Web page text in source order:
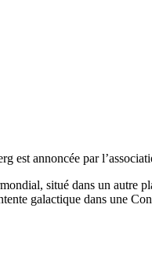
est annoncée par
situé dans un autre
galactique dans une